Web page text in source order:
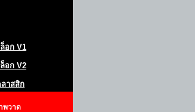
อก V1
อก V2
าสสิก
พวาด